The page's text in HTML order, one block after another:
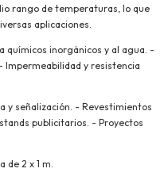
rango de temperaturas, lo que
aplicaciones.
químicos inorgánicos y al agua. -
Impermeabilidad y resistencia
y señalización. - Revestimientos
publicitarios. - Proyectos
de 2 x 1 m.